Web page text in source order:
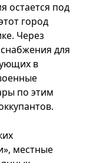
остается под
город
Через
для
в
по этим
местные